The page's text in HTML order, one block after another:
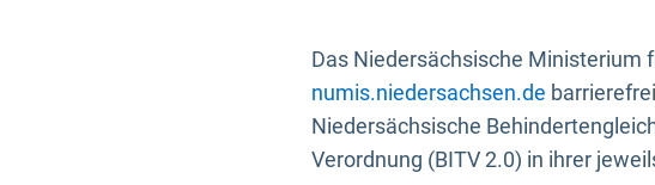
Das Niedersächsische Ministerium
numis.niedersachsen.de
Niedersächsische
Verordnung (BITV 2.0) in ihrer